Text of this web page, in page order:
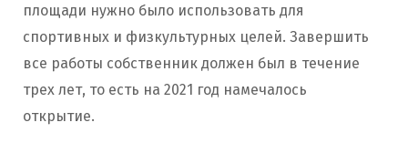
площади нужно было использовать для
спортивных и физкультурных целей. Завершить
все работы собственник должен был в течение
трех лет, то есть на 2021 год намечалось
открытие.